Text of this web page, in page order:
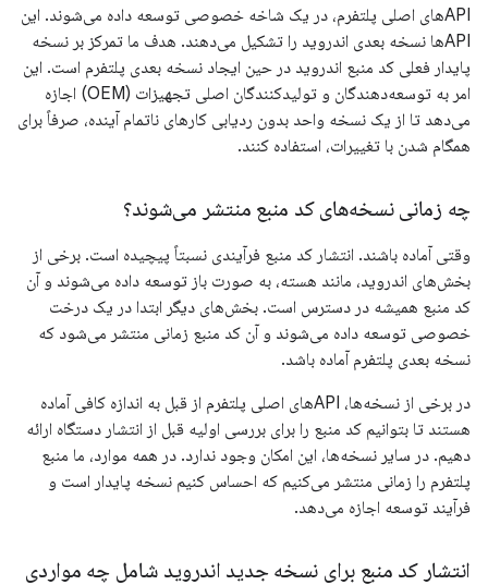
APIهای اصلی پلتفرم، در یک شاخه خصوصی توسعه داده می‌شوند. این
APIها نسخه بعدی اندروید را تشکیل می‌دهند. هدف ما تمرکز بر نسخه
پایدار فعلی کد منبع اندروید در حین ایجاد نسخه بعدی پلتفرم است. این
امر به توسعه‌دهندگان و تولیدکنندگان اصلی تجهیزات (OEM) اجازه
می‌دهد تا از یک نسخه واحد بدون ردیابی کارهای ناتمام آینده، صرفاً برای
همگام شدن با تغییرات، استفاده کنند.
چه زمانی نسخه‌های کد منبع منتشر می‌شوند؟
وقتی آماده باشند. انتشار کد منبع فرآیندی نسبتاً پیچیده است. برخی از
بخش‌های اندروید، مانند هسته، به صورت باز توسعه داده می‌شوند و آن
کد منبع همیشه در دسترس است. بخش‌های دیگر ابتدا در یک درخت
خصوصی توسعه داده می‌شوند و آن کد منبع زمانی منتشر می‌شود که
نسخه بعدی پلتفرم آماده باشد.
در برخی از نسخه‌ها، APIهای اصلی پلتفرم از قبل به اندازه کافی آماده
هستند تا بتوانیم کد منبع را برای بررسی اولیه قبل از انتشار دستگاه ارائه
دهیم. در سایر نسخه‌ها، این امکان وجود ندارد. در همه موارد، ما منبع
پلتفرم را زمانی منتشر می‌کنیم که احساس کنیم نسخه پایدار است و
فرآیند توسعه اجازه می‌دهد.
انتشار کد منبع برای نسخه جدید اندروید شامل چه مواردی